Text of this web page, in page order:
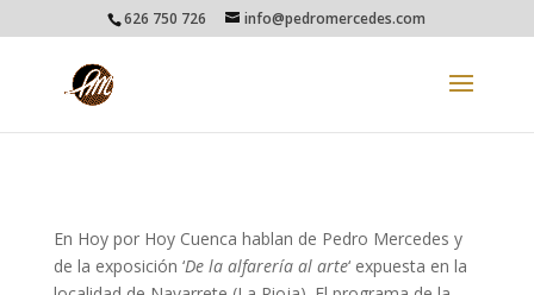
626 750 726 info@pedromercedes.com
En Hoy por Hoy Cuenca hablan de Pedro Mercedes y
de la exposición ‘De la alfarería al arte‘ expuesta en la